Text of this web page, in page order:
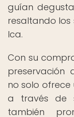
guían
resaltando los
Ica.
Con su
preservación
no solo ofrece
a través de
también